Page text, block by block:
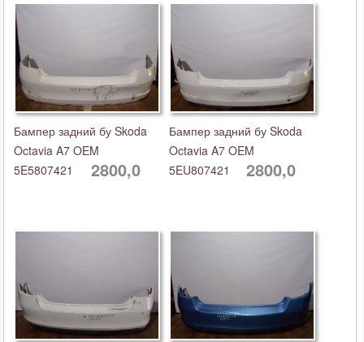
Бампер задний бу Skoda
Octavia A7 OEM
5E5807421
2800,0
Бампер задний бу Skoda
Octavia A7 OEM
5EU807421
2800,0